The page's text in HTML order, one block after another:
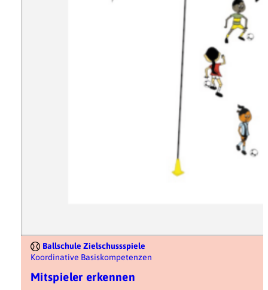
Ballschule Zielschussspiele
Koordinative Basiskompetenzen
Mitspieler erkennen